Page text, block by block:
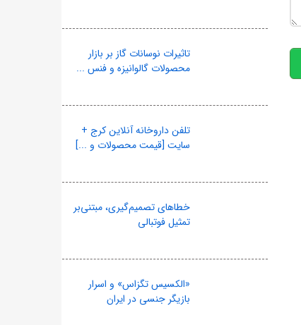
تاثیرات نوسانات گاز بر بازار
محصولات گالوانیزه و فنس ...
تلفن داروخانه آنلاین کرج +
سایت [قیمت محصولات و ...]
خطاهای تصمیم‌گیری، مبتنی‌بر
تمثیل فوتبالی
«الکسیس تگزاس» و اسرار
بازیگر جنسی در ایران